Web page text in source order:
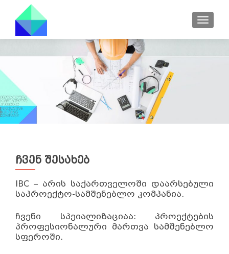
ჩვენ შესახებ
IBC – არის საქართველოში დაარსებული
საპროექტო-სამშენებლო კომპანია.
ჩვენი სპეიალიზაციაა: პროექტების
პროფესიონალური მართვა სამშენებლო
სფეროში.